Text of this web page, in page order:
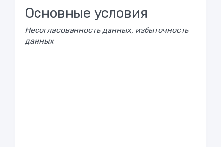
Основные условия
Несогласованность данных, избыточность
данных